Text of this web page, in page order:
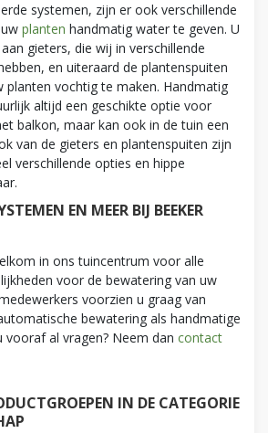
systemen, zijn er ook verschillende
planten handmatig water te geven. U
gieters, die wij in verschillende
en uiteraard de plantenspuiten
planten vochtig te maken. Handmatig
altijd een geschikte optie voor
balkon, maar kan ook in de tuin een
van de gieters en plantenspuiten zijn
verschillende opties en hippe
EN MEER BIJ BEEKER
in ons tuincentrum voor alle
voor de bewatering van uw
voorzien u graag van
bewatering als handmatige
vooraf al vragen? Neem dan contact
IN DE CATEGORIE